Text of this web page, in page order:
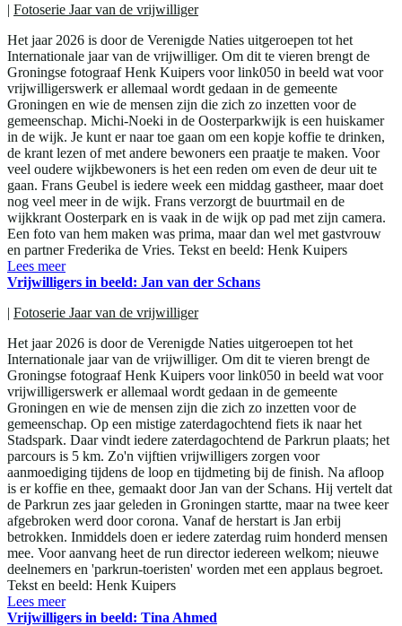
| Fotoserie Jaar van de vrijwilliger
Het jaar 2026 is door de Verenigde Naties uitgeroepen tot het
Internationale jaar van de vrijwilliger. Om dit te vieren brengt de
Groningse fotograaf Henk Kuipers voor link050 in beeld wat voor
vrijwilligerswerk er allemaal wordt gedaan in de gemeente
Groningen en wie de mensen zijn die zich zo inzetten voor de
gemeenschap. Michi-Noeki in de Oosterparkwijk is een huiskamer
in de wijk. Je kunt er naar toe gaan om een kopje koffie te drinken,
de krant lezen of met andere bewoners een praatje te maken. Voor
veel oudere wijkbewoners is het een reden om even de deur uit te
gaan. Frans Geubel is iedere week een middag gastheer, maar doet
nog veel meer in de wijk. Frans verzorgt de buurtmail en de
wijkkrant Oosterpark en is vaak in de wijk op pad met zijn camera.
Een foto van hem maken was prima, maar dan wel met gastvrouw
en partner Frederika de Vries. Tekst en beeld: Henk Kuipers
Lees meer
Vrijwilligers in beeld: Jan van der Schans
| Fotoserie Jaar van de vrijwilliger
Het jaar 2026 is door de Verenigde Naties uitgeroepen tot het
Internationale jaar van de vrijwilliger. Om dit te vieren brengt de
Groningse fotograaf Henk Kuipers voor link050 in beeld wat voor
vrijwilligerswerk er allemaal wordt gedaan in de gemeente
Groningen en wie de mensen zijn die zich zo inzetten voor de
gemeenschap. Op een mistige zaterdagochtend fiets ik naar het
Stadspark. Daar vindt iedere zaterdagochtend de Parkrun plaats; het
parcours is 5 km. Zo'n vijftien vrijwilligers zorgen voor
aanmoediging tijdens de loop en tijdmeting bij de finish. Na afloop
is er koffie en thee, gemaakt door Jan van der Schans. Hij vertelt dat
de Parkrun zes jaar geleden in Groningen startte, maar na twee keer
afgebroken werd door corona. Vanaf de herstart is Jan erbij
betrokken. Inmiddels doen er iedere zaterdag ruim honderd mensen
mee. Voor aanvang heet de run director iedereen welkom; nieuwe
deelnemers en 'parkrun-toeristen' worden met een applaus begroet.
Tekst en beeld: Henk Kuipers
Lees meer
Vrijwilligers in beeld: Tina Ahmed